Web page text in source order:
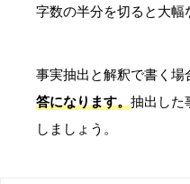
字数の半分を切ると大幅
事実抽出と解釈で書く場
答になります。 抽出した
しましょう。